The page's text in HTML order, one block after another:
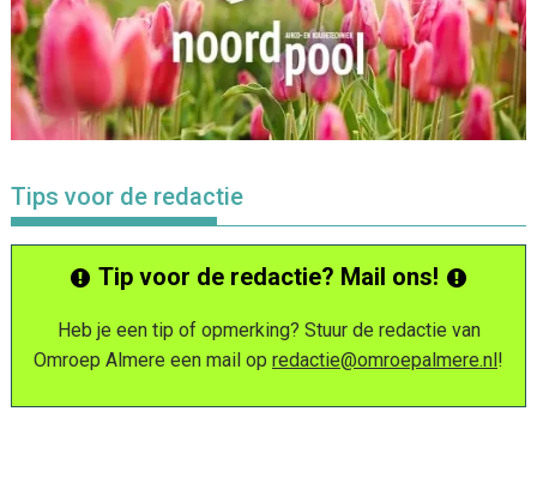
Tips voor de redactie
Tip voor de redactie? Mail ons!
Heb je een tip of opmerking? Stuur de redactie van
Omroep Almere een mail op redactie@omroepalmere.nl!